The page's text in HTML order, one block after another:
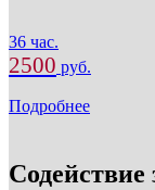
36 час.
2500 руб.
Подробнее
Содействие